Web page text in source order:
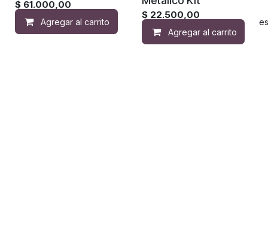
$ 61.000,00
Agregar al carrito Agregar a la lista de
$ 22.500,00
Agregar al carrito